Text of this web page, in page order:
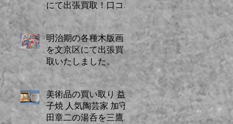
にて出張買取！口コ
ミでご紹介のお客様
からのご依頼。
明治期の各種木版画
を文京区にて出張買
取いたしました。
美術品の買い取り 益
子焼 人気陶芸家 加守
田章二の湯呑を三鷹